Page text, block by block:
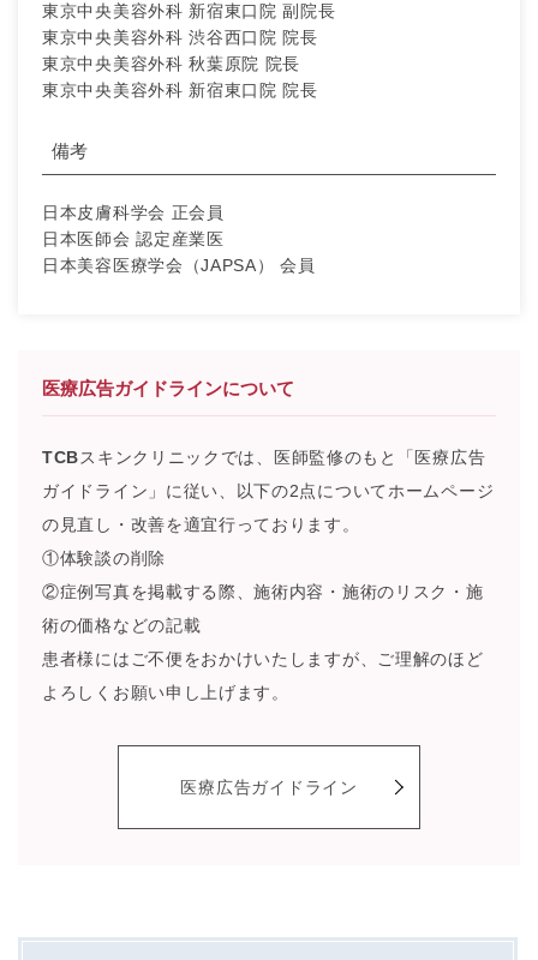
東京中央美容外科 新宿東口院 副院長
東京中央美容外科 渋谷西口院 院長
東京中央美容外科 秋葉原院 院長
東京中央美容外科 新宿東口院 院長
備考
日本皮膚科学会 正会員
日本医師会 認定産業医
日本美容医療学会（JAPSA） 会員
医療広告ガイドラインについて
TCBスキンクリニックでは、医師監修のもと「医療広告
ガイドライン」に従い、以下の2点についてホームページ
の見直し・改善を適宜行っております。
①体験談の削除
②症例写真を掲載する際、施術内容・施術のリスク・施
術の価格などの記載
患者様にはご不便をおかけいたしますが、ご理解のほど
よろしくお願い申し上げます。
医療広告ガイドライン